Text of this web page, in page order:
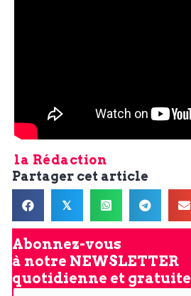
la Rédaction
Partager cet article
𝕏
Abonnez-vous
à notre NEWSLETTER
quotidienne et gratuite